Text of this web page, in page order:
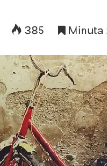
385 Minuta